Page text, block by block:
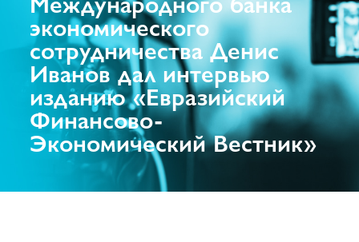
экономического
сотрудничества Денис
Иванов дал интервью
изданию «Евразийский
Финансово-
Экономический Вестник»